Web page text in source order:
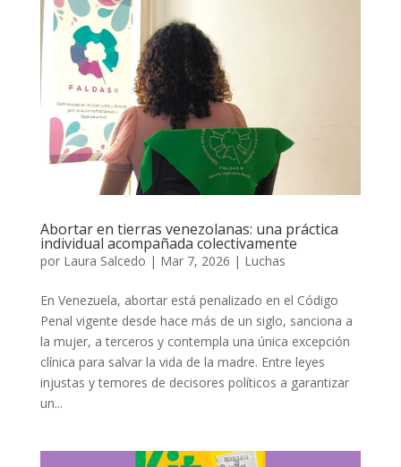
Abortar en tierras venezolanas: una práctica
individual acompañada colectivamente
por Laura Salcedo | Mar 7, 2026 | Luchas
En Venezuela, abortar está penalizado en el Código
Penal vigente desde hace más de un siglo, sanciona a
la mujer, a terceros y contempla una única excepción
clínica para salvar la vida de la madre. Entre leyes
injustas y temores de decisores políticos a garantizar
un...